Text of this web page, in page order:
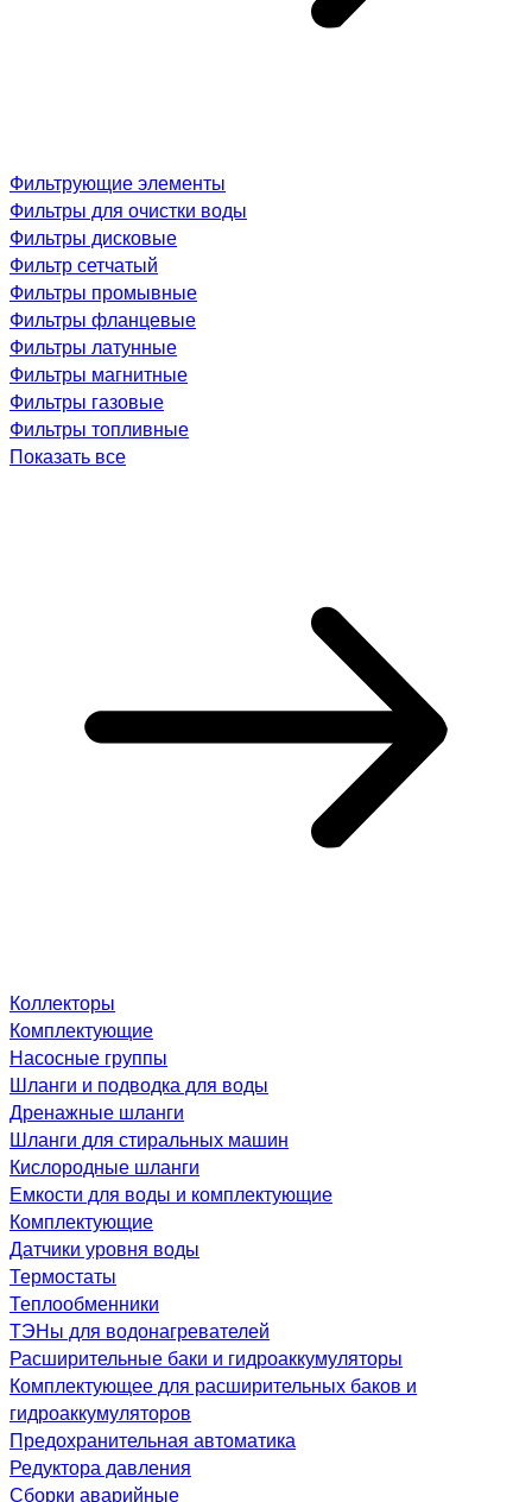
Фильтрующие элементы
Фильтры для очистки воды
Фильтры дисковые
Фильтр сетчатый
Фильтры промывные
Фильтры фланцевые
Фильтры латунные
Фильтры магнитные
Фильтры газовые
Фильтры топливные
Показать все
Коллекторы
Комплектующие
Насосные группы
Шланги и подводка для воды
Дренажные шланги
Шланги для стиральных машин
Кислородные шланги
Емкости для воды и комплектующие
Комплектующие
Датчики уровня воды
Термостаты
Теплообменники
ТЭНы для водонагревателей
Расширительные баки и гидроаккумуляторы
Комплектующее для расширительных баков и
гидроаккумуляторов
Предохранительная автоматика
Редуктора давления
Сборки аварийные